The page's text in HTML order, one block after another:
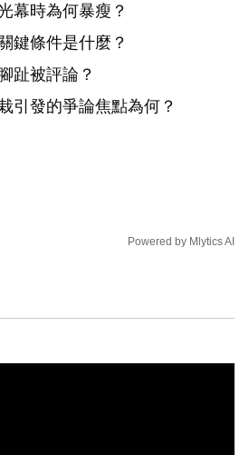
幕時為何暴瘦？
鍵條件是什麼？
趾被評論？
引發的爭論焦點為何？
Powered by Mlytics AI